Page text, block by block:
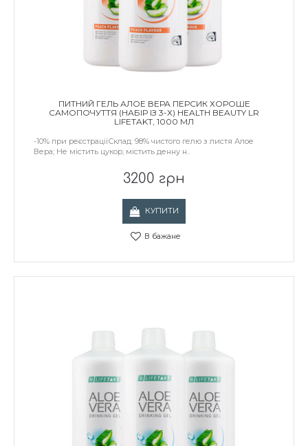
ПИТНИЙ ГЕЛЬ АЛОЕ ВЕРА ПЕРСИК ХОРОШЕ
САМОПОЧУТТЯ (НАБІР ІЗ 3-Х) HEALTH BEAUTY LR
LIFETAKT, 1000 МЛ
-10% при реєстраціїСклад: 98% чистого гелю з листя Алое
Вера; Не містить цукор; містить денну н..
3200 грн
КУПИТИ
В бажане